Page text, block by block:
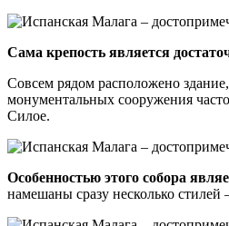
Сама крепость является
Совсем рядом расположено
монументальных сооружения
Силое.
Особенностью этого собора
намешаны сразу несколько стилей